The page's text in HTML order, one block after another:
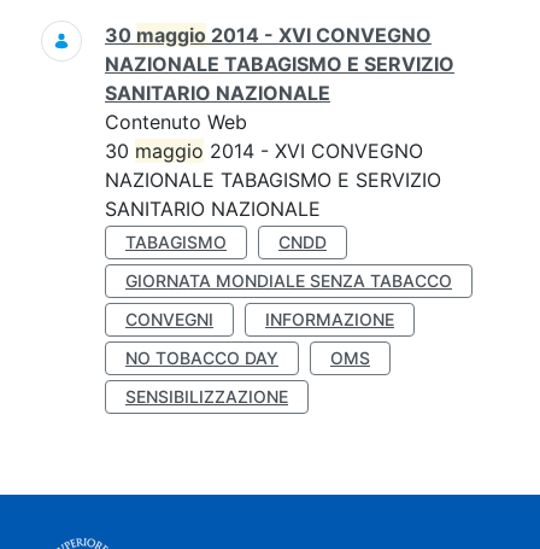
Ricerca
30 maggio 2014 - XVI CONVEGNO
NAZIONALE TABAGISMO E SERVIZIO
SANITARIO NAZIONALE
Contenuto Web
30 maggio 2014 - XVI CONVEGNO
NAZIONALE TABAGISMO E SERVIZIO
SANITARIO NAZIONALE
TABAGISMO
CNDD
GIORNATA MONDIALE SENZA TABACCO
CONVEGNI
INFORMAZIONE
NO TOBACCO DAY
OMS
SENSIBILIZZAZIONE